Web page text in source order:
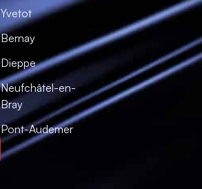
Yvetot
Bernay
Dieppe
Neufchâtel-en-
Bray
Pont-Audemer